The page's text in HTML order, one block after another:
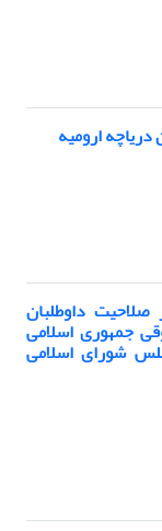
ارومیه
داوطلبان
جمهوری اسلامی
شورای اسلامی